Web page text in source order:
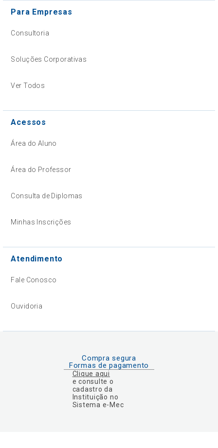
Para Empresas
Consultoria
Soluções Corporativas
Ver Todos
Acessos
Área do Aluno
Área do Professor
Consulta de Diplomas
Minhas Inscrições
Atendimento
Fale Conosco
Ouvidoria
Compra segura
Formas de pagamento
Clique aqui
e consulte o
cadastro da
Instituição no
Sistema e-Mec